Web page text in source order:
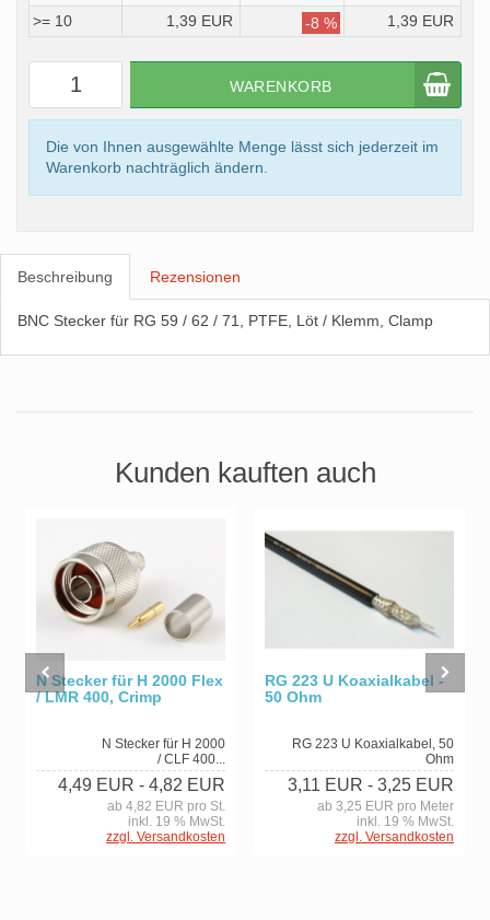
>= 10
1,39 EUR -8 % 1,39 EUR
WARENKORB
Die von Ihnen ausgewählte Menge lässt sich jederzeit im
Warenkorb nachträglich ändern.
Beschreibung Rezensionen
BNC Stecker für RG 59 / 62 / 71, PTFE, Löt / Klemm, Clamp
Kunden kauften auch
N Stecker für H 2000 Flex
/ LMR 400, Crimp
N Stecker für H 2000
/ CLF 400...
4,49 EUR - 4,82 EUR
ab 4,82 EUR pro St.
inkl. 19 % MwSt.
zzgl. Versandkosten
RG 223 U Koaxialkabel -
50 Ohm
RG 223 U Koaxialkabel, 50
Ohm
3,11 EUR - 3,25 EUR
ab 3,25 EUR pro Meter
inkl. 19 % MwSt.
zzgl. Versandkosten